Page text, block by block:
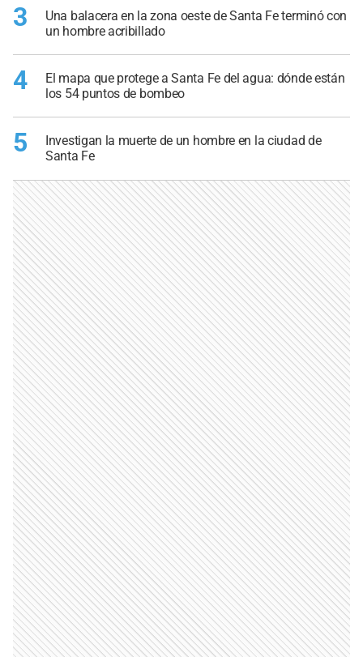
3
Una balacera en la zona oeste de Santa Fe terminó con
un hombre acribillado
4
El mapa que protege a Santa Fe del agua: dónde están
los 54 puntos de bombeo
5
Investigan la muerte de un hombre en la ciudad de
Santa Fe